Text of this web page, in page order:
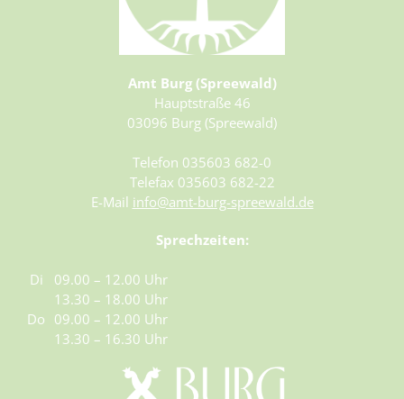
Amt Burg (Spreewald)
Hauptstraße 46
03096 Burg (Spreewald)
Telefon 035603 682-0
Telefax 035603 682-22
E-Mail info@amt-burg-spreewald.de
Sprechzeiten:
Di
09.00 – 12.00 Uhr
13.30 – 18.00 Uhr
Do 09.00 – 12.00 Uhr
13.30 – 16.30 Uhr